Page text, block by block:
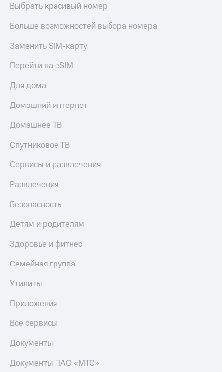
Выбрать красивый номер
Больше возможностей выбора номера
Заменить SIM-карту
Перейти на eSIM
Для дома
Домашний интернет
Домашнее ТВ
Спутниковое ТВ
Сервисы и развлечения
Развлечения
Безопасность
Детям и родителям
Здоровье и фитнес
Семейная группа
Утилиты
Приложения
Все сервисы
Документы
Документы ПАО «МТС»